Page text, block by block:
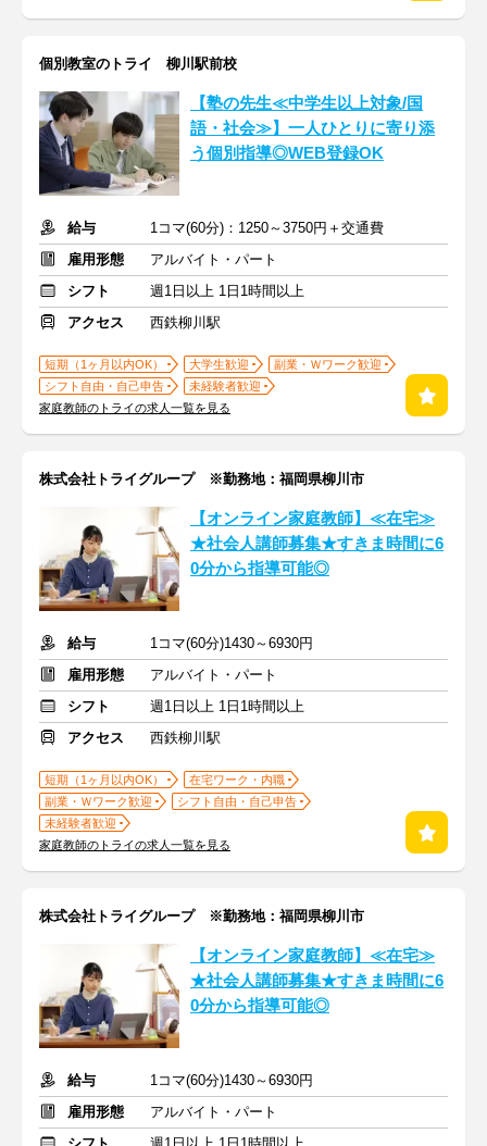
個別教室のトライ 柳川駅前校
【塾の先生≪中学生以上対象/国
語・社会≫】一人ひとりに寄り添
う個別指導◎WEB登録OK
給与
1コマ(60分)：1250～3750円＋交通費
雇用形態
アルバイト・パート
シフト
週1日以上 1日1時間以上
アクセス
西鉄柳川駅
短期（1ヶ月以内OK） 大学生歓迎
副業・Ｗワーク歓迎
シフト自由・自己申告
未経験者歓迎
家庭教師のトライの求人一覧を見る
株式会社トライグループ ※勤務地：福岡県柳川市
【オンライン家庭教師】≪在宅≫
★社会人講師募集★すきま時間に6
0分から指導可能◎
給与
1コマ(60分)1430～6930円
雇用形態
アルバイト・パート
シフト
週1日以上 1日1時間以上
アクセス
西鉄柳川駅
短期（1ヶ月以内OK）
在宅ワーク・内職
副業・Ｗワーク歓迎
シフト自由・自己申告
未経験者歓迎
家庭教師のトライの求人一覧を見る
株式会社トライグループ ※勤務地：福岡県柳川市
【オンライン家庭教師】≪在宅≫
★社会人講師募集★すきま時間に6
0分から指導可能◎
給与
1コマ(60分)1430～6930円
雇用形態
アルバイト・パート